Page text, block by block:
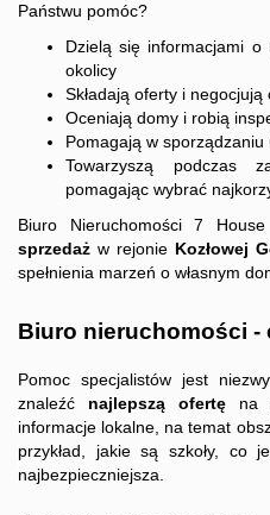
Państwu pomóc?
Dzielą się informacjami
okolicy
Składają oferty i
Oceniają domy i robią
Pomagają w
Towarzyszą podczas
pomagając wybrać
Biuro Nieruchomości 7
sprzedaż w rejonie Kozłowej
spełnienia marzeń o własnym
Biuro nieruchomości -
Pomoc specjalistów jest
znaleźć najlepszą ofertę na
informacje lokalne, na temat
przykład, jakie są szkoły, co
najbezpieczniejsza.